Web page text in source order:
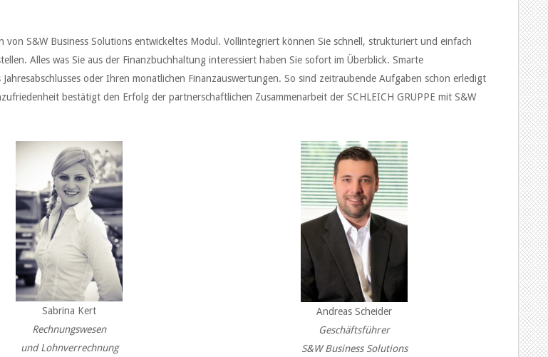
S&W Business Solutions entwickeltes Modul. Vollintegriert können Sie schnell, strukturiert und einfach
Alles was Sie aus der Finanzbuchhaltung interessiert haben Sie sofort im Überblick. Smarte
oder Ihren monatlichen Finanzauswertungen. So sind zeitraubende Aufgaben schon erledigt
bestätigt den Erfolg der partnerschaftlichen Zusammenarbeit der SCHLEICH GRUPPE mit S&W
Sabrina Kert
Rechnungswesen
und Lohnverrechnung
Andreas Scheider
Geschäftsführer
S&W Business Solutions